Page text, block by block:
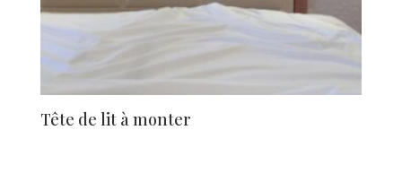
Tête de lit à monter